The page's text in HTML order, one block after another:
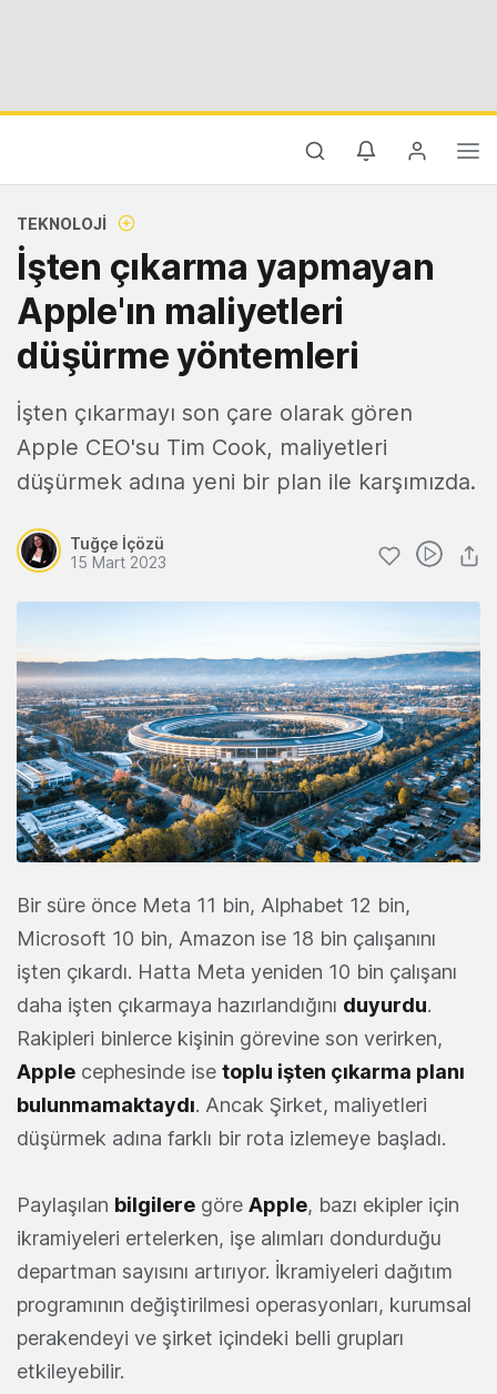
TEKNOLOJI
İşten çıkarma yapmayan
Apple'ın maliyetleri
düşürme yöntemleri
İşten çıkarmayı son çare olarak gören
Apple CEO'su Tim Cook, maliyetleri
düşürmek adına yeni bir plan ile karşımızda.
Tuğçe İçözü
15 Mart 2023
Bir süre önce Meta 11 bin, Alphabet 12 bin,
Microsoft 10 bin, Amazon ise 18 bin çalışanını
işten çıkardı. Hatta Meta yeniden 10 bin çalışanı
daha işten çıkarmaya hazırlandığını duyurdu.
Rakipleri binlerce kişinin görevine son verirken,
Apple cephesinde ise toplu işten çıkarma planı
bulunmamaktaydı. Ancak Şirket, maliyetleri
düşürmek adına farklı bir rota izlemeye başladı.
Paylaşılan bilgilere göre Apple, bazı ekipler için
ikramiyeleri ertelerken, işe alımları dondurduğu
departman sayısını artırıyor. İkramiyeleri dağıtım
programının değiştirilmesi operasyonları, kurumsal
perakendeyi ve şirket içindeki belli grupları
etkileyebilir.